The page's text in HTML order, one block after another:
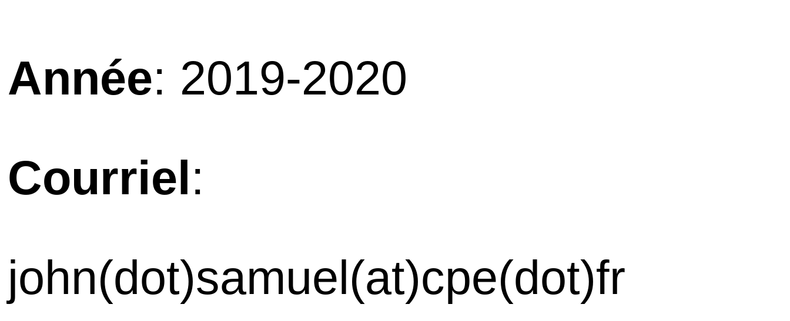
Année: 2019-2020
Courriel:
john(dot)samuel(at)cpe(dot)fr